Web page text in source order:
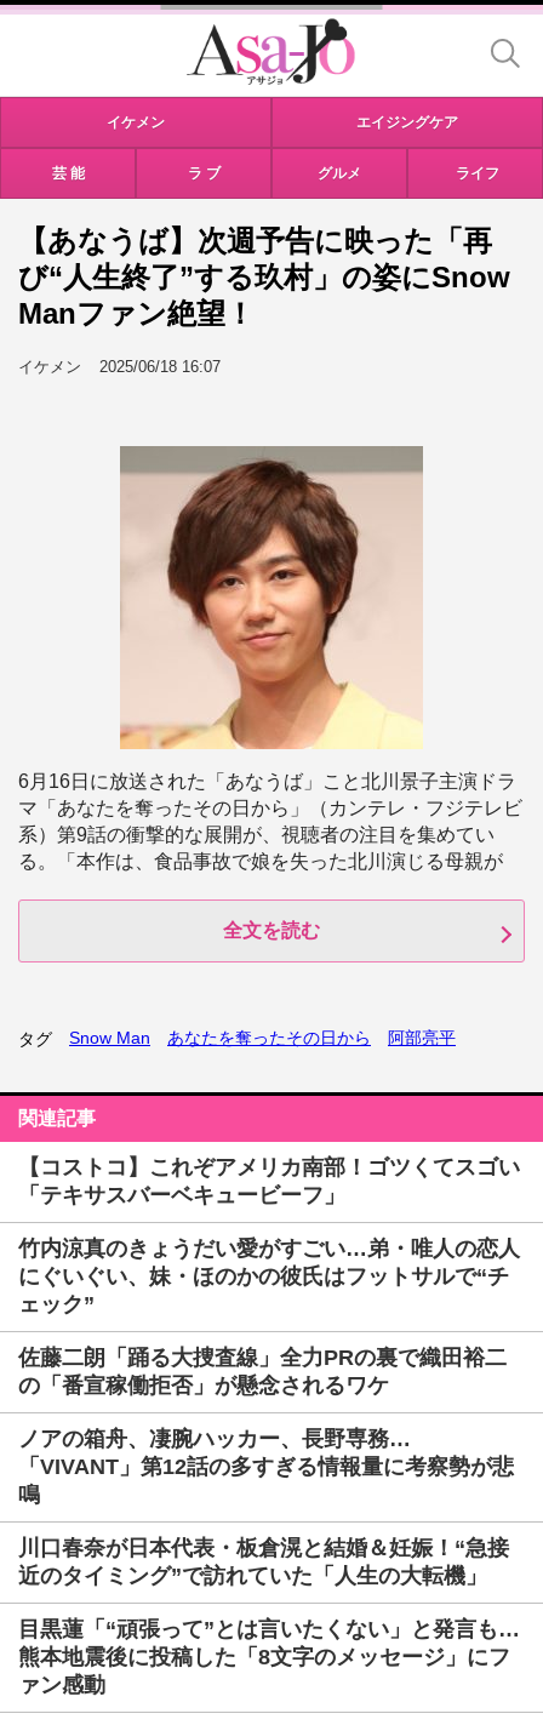
イケメン エイジングケア
芸 能 ラ ブ グルメ ライフ
【あなうば】次週予告に映った「再
び“人生終了”する玖村」の姿にSnow
Manファン絶望！
イケメン 2025/06/18 16:07
6月16日に放送された「あなうば」こと北川景子主演ドラ
マ「あなたを奪ったその日から」（カンテレ・フジテレビ
系）第9話の衝撃的な展開が、視聴者の注目を集めてい
る。「本作は、食品事故で娘を失った北川演じる母親が
全文を読む
タグ Snow Man あなたを奪ったその日から 阿部亮平
関連記事
【コストコ】これぞアメリカ南部！ゴツくてスゴい
「テキサスバーベキュービーフ」
竹内涼真のきょうだい愛がすごい…弟・唯人の恋人
にぐいぐい、妹・ほのかの彼氏はフットサルで“チ
ェック”
佐藤二朗「踊る大捜査線」全力PRの裏で織田裕二
の「番宣稼働拒否」が懸念されるワケ
ノアの箱舟、凄腕ハッカー、長野専務…
「VIVANT」第12話の多すぎる情報量に考察勢が悲
鳴
川口春奈が日本代表・板倉滉と結婚＆妊娠！“急接
近のタイミング”で訪れていた「人生の大転機」
目黒蓮「“頑張って”とは言いたくない」と発言も…
熊本地震後に投稿した「8文字のメッセージ」にフ
ァン感動